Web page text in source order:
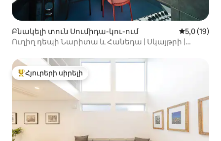
Բնակելի տուն Սումիդա-կու-ում Միջին
5,0 (19)
Ուղիղ դեպի Նարիտա և Հանեդա | Սկայթրի |
Հյուրերի սիրելի լավագույն տները
Հյուրերի սիրելի